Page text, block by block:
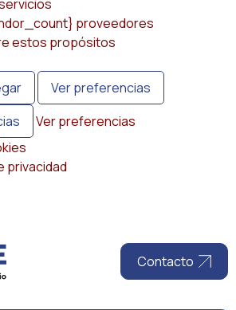
proveedores
estos propósitos
Ver preferencias
Ver preferencias
privacidad
Contacto